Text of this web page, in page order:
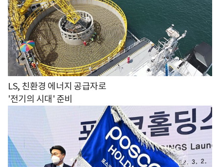
LS, 친환경 에너지 공급자로
'전기의 시대' 준비